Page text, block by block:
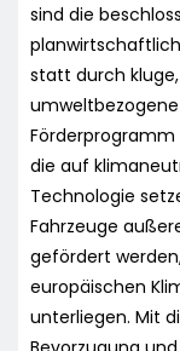
sind die
statt durch
die auf
Technologie
Fahrzeuge
gefördert
europäischen
unterliegen. Mit